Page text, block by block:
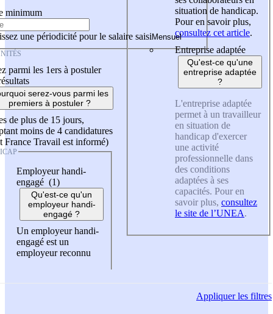
minimum
une périodicité pour le salaire saisi
parmi les 1ers à postuler
serez-vous parmi les
premiers à postuler ?
de plus de 15 jours,
moins de 4 candidatures
France Travail est informé)
Employeur handi-
engagé (1)
Qu'est-ce qu'un
employeur handi-
engagé ?
Un employeur handi-
engagé est un
employeur reconnu
situation de handicap.
Pour en savoir plus,
consultez cet article.
Entreprise adaptée
Qu'est-ce qu'une
entreprise adaptée
?
L'entreprise adaptée
permet à un travailleur
en situation de
handicap d'exercer
une activité
professionnelle dans
des conditions
adaptées à ses
capacités. Pour en
savoir plus, consultez
le site de l’UNEA.
Appliquerles filtres